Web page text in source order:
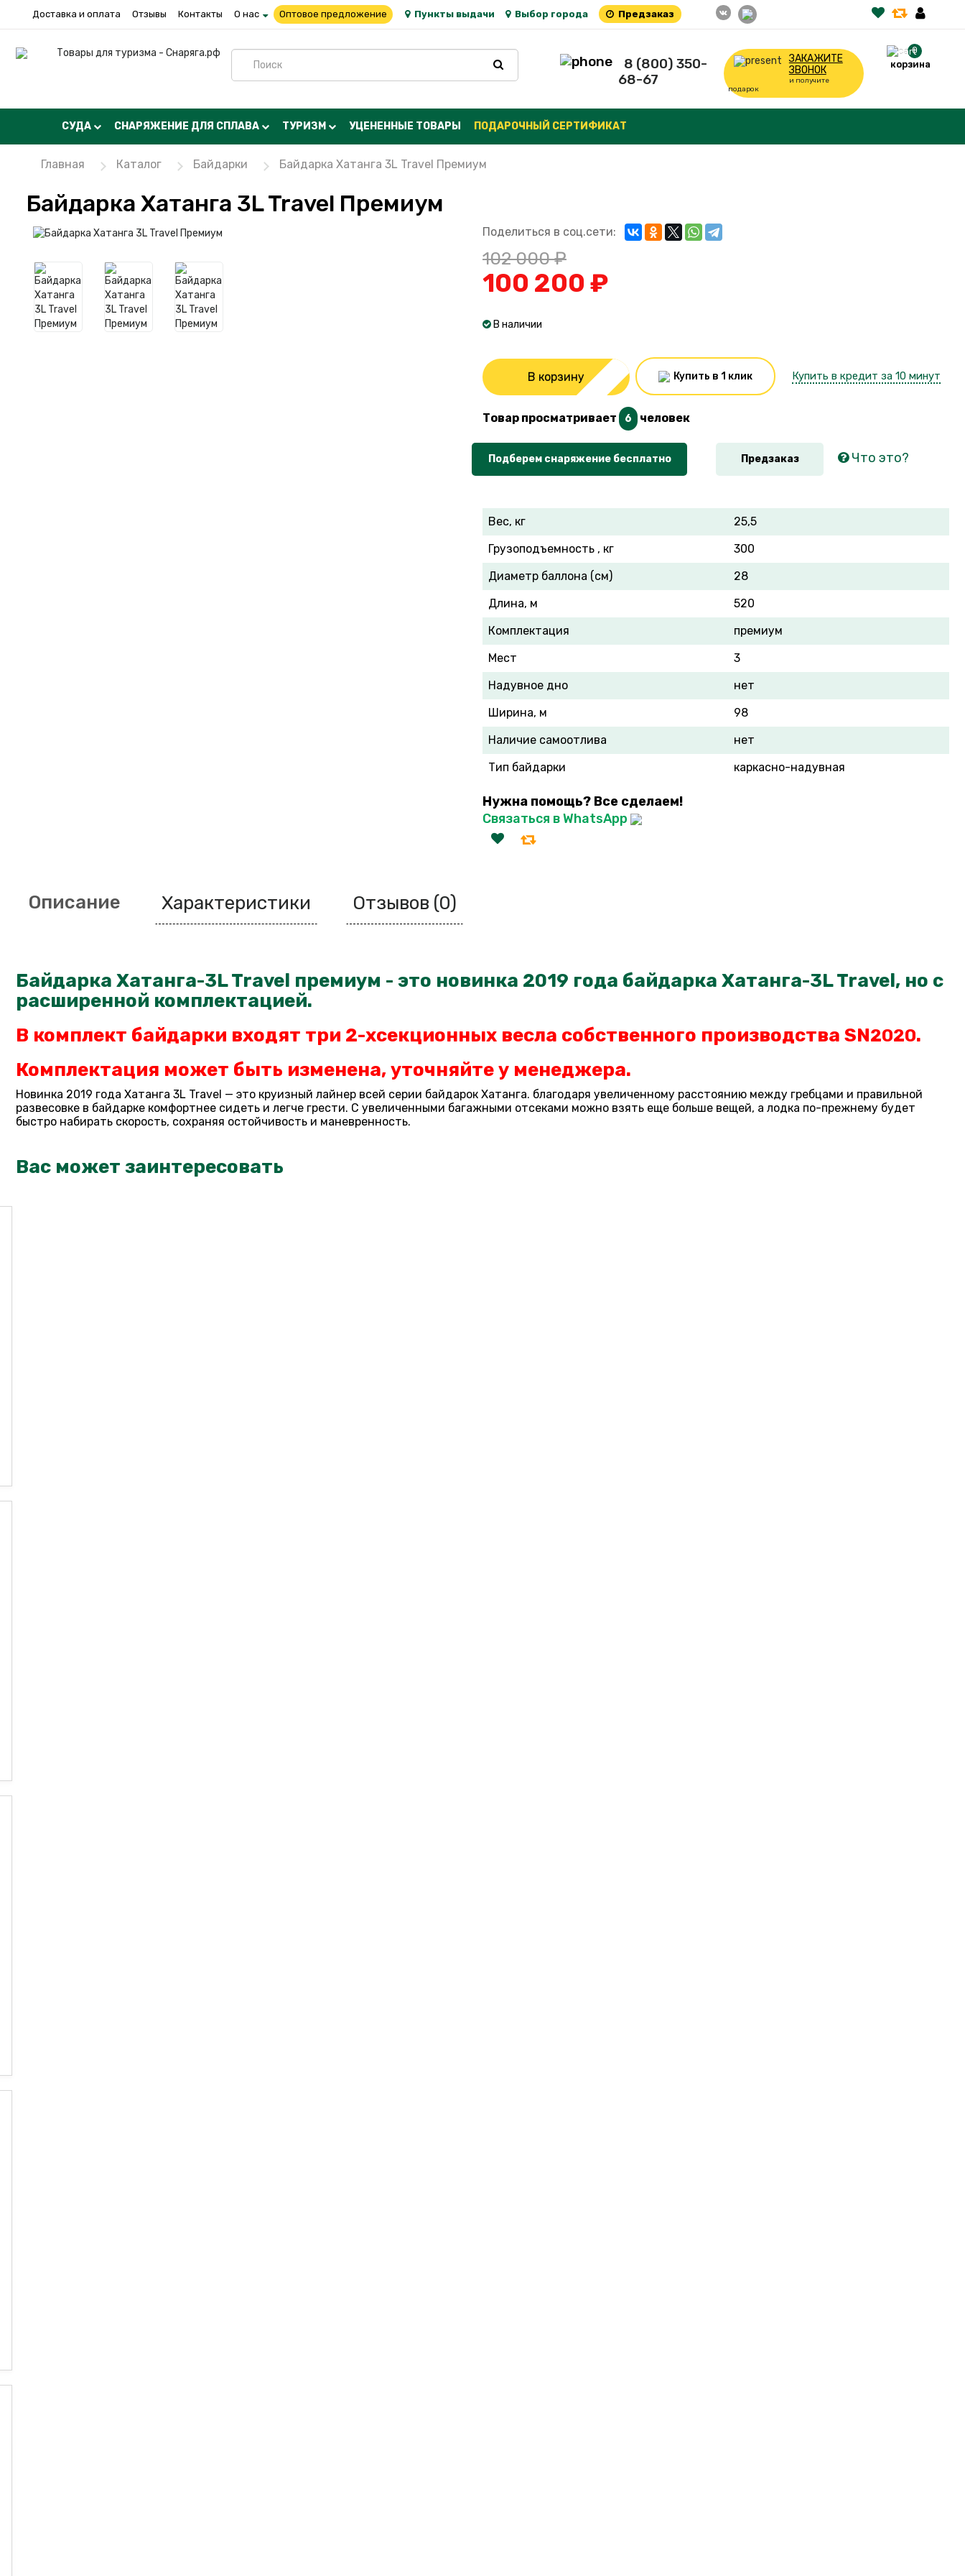
Доставка и оплата Отзывы Контакты О нас Оптовое предложение Пункты выдачи Выбор города Предзаказ
8 (800) 350-
68-67
ЗАКАЖИТЕ
ЗВОНОК
и получите
подарок
0
корзина
СУДА СНАРЯЖЕНИЕ ДЛЯ СПЛАВА ТУРИЗМ УЦЕНЕННЫЕ ТОВАРЫ ПОДАРОЧНЫЙ СЕРТИФИКАТ
Главная Каталог Байдарки Байдарка Хатанга 3L Travel Премиум
Байдарка Хатанга 3L Travel Премиум
Поделиться в соц.сети:
102 000 ₽
100 200 ₽
В наличии
В корзину Купить в 1 клик Купить в кредит за 10 минут
Товар просматривает 6 человек
Подберем снаряжение бесплатно Предзаказ Что это?
Вес, кг
25,5
Грузоподъемность , кг
300
Диаметр баллона (см)
28
Длина, м
520
Комплектация
премиум
Мест
3
Надувное дно
нет
Ширина, м
98
Наличие самоотлива
нет
Тип байдарки
каркасно-надувная
Нужна помощь? Все сделаем!
Связаться в WhatsApp
Описание Характеристики Отзывов (0)
Байдарка Хатанга-3L Travel премиум - это новинка 2019 года байдарка Хатанга-3L Travel, но с
расширенной комплектацией.
В комплект байдарки входят три 2-хсекционных весла собственного производства SN2020.
Комплектация может быть изменена, уточняйте у менеджера.
Новинка 2019 года Хатанга 3L Travel — это круизный лайнер всей серии байдарок Хатанга. благодаря увеличенному расстоянию между гребцами и правильной
развесовке в байдарке комфортнее сидеть и легче грести. С увеличенными багажными отсеками можно взять еще больше вещей, а лодка по-прежнему будет
быстро набирать скорость, сохраняя остойчивость и маневренность.
Вас может заинтересовать